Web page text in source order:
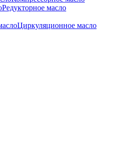
Редукторное масло
Циркуляционное масло